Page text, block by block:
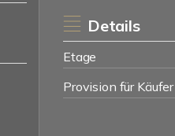
Details
Etage
Provision für Käufer